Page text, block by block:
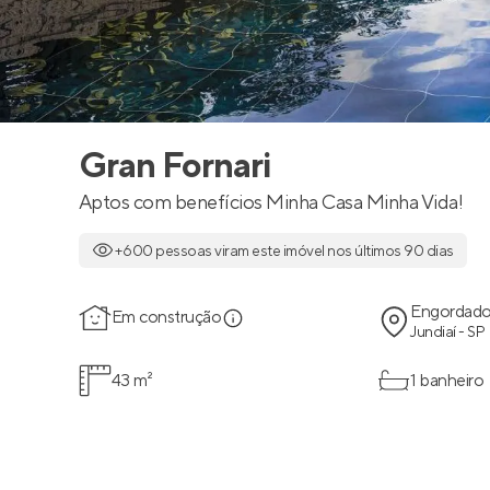
Gran Fornari
Aptos com benefícios Minha Casa Minha Vida!
+600 pessoas viram este imóvel nos últimos 90 dias
Em construção
Jundiaí - SP
43 m² 1 banheiro